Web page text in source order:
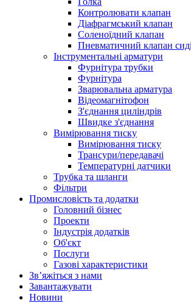
Контролювати клапан
Діафрагмський клапан
Соленоїдний клапан
Пневматичний клапан
Інструментальні арматури
Фурнітура трубки
Фурнітура
Зварювальна арматура
Відеомагнітофон
З'єднання циліндрів
Швидке з'єднання
Вимірювання тиску
Вимірювання тиску
Трансури/передавачі
Температурні датчики
Трубка та шланги
Фільтри
Промисловість та додатки
Головний бізнес
Проекти
Індустрія додатків
Об'єкт
Послуги
Газові характеристики
Зв’яжіться з нами
Завантажувати
Новини